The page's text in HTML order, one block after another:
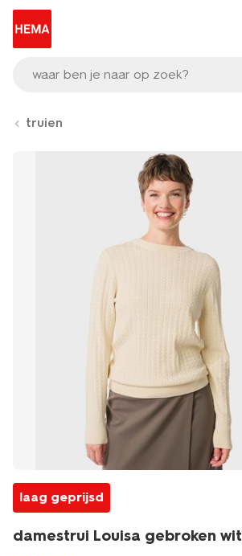
waar ben je naar op zoek?
truien
laag geprijsd
damestrui Louisa gebroken wit